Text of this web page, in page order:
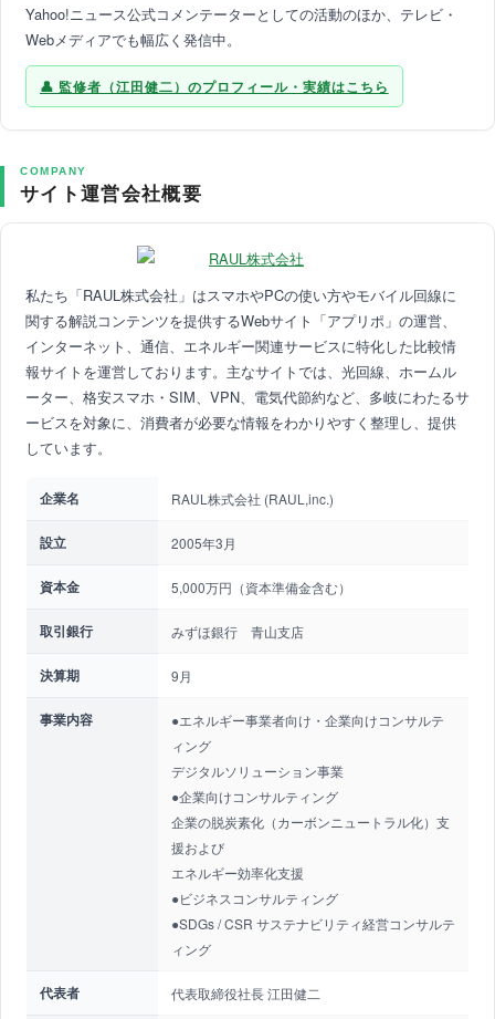
Yahoo!ニュース公式コメンテーターとしての活動のほか、テレビ・
Webメディアでも幅広く発信中。
監修者（江田健二）のプロフィール・実績はこちら
COMPANY
サイト運営会社概要
私たち「RAUL株式会社」はスマホやPCの使い方やモバイル回線に
関する解説コンテンツを提供するWebサイト「アプリポ」の運営、
インターネット、通信、エネルギー関連サービスに特化した比較情
報サイトを運営しております。主なサイトでは、光回線、ホームル
ーター、格安スマホ・SIM、VPN、電気代節約など、多岐にわたるサ
ービスを対象に、消費者が必要な情報をわかりやすく整理し、提供
しています。
企業名 RAUL株式会社 (RAUL,inc.)
設立 2005年3月
資本金 5,000万円（資本準備金含む）
取引銀行 みずほ銀行 青山支店
決算期 9月
事業内容
●エネルギー事業者向け・企業向けコンサルテ
ィング
デジタルソリューション事業
●企業向けコンサルティング
企業の脱炭素化（カーボンニュートラル化）支
援および
エネルギー効率化支援
●ビジネスコンサルティング
●SDGs / CSR サステナビリティ経営コンサルテ
ィング
代表者 代表取締役社長 江田健二